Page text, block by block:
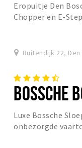
Eropuitje Den
Chopper en E-
Buitendijk 22, Den
BOSSCHE
Luxe Bossche
onbezorgde